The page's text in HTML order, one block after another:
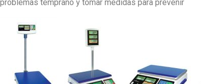
temprano y tomar medidas para prevenir